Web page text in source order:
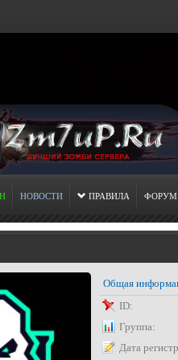
НОВОСТИ ПРАВИЛА ФОРУМ
Общая
ID:
Группа:
Дата